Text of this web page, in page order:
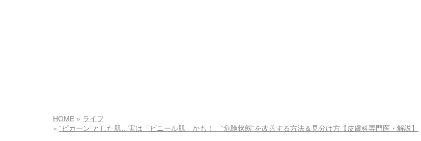
HOME
ライフ
“ピカーン”とした肌…実は「ビニール肌」かも！ “危険状態”を改善する方法＆見分け方【皮膚科専門医・解説】